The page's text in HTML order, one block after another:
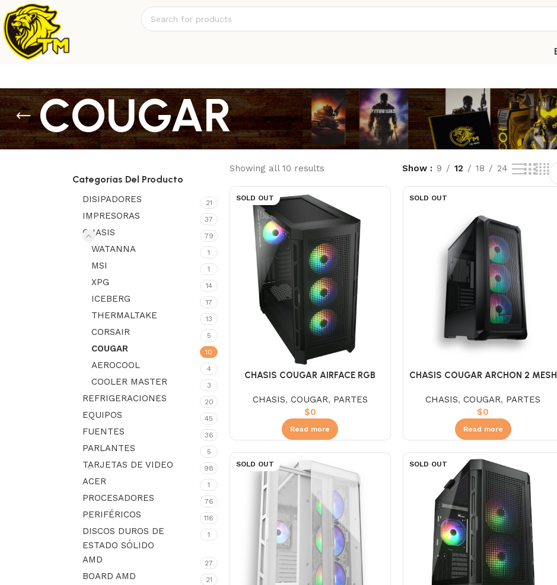
COUGAR
Categorías Del Producto
DISIPADORES 21
IMPRESORAS 37
CHASIS 79
WATANNA 1
MSI 1
XPG 14
ICEBERG 17
THERMALTAKE 13
CORSAIR 5
COUGAR 10
AEROCOOL 4
COOLER MASTER 3
REFRIGERACIONES 20
EQUIPOS 45
FUENTES 36
PARLANTES 5
TARJETAS DE VIDEO 98
ACER 1
PROCESADORES 76
PERIFÉRICOS 116
DISCOS DUROS DE
ESTADO SÓLIDO
1
AMD 27
BOARD AMD 21
Showing all 10 results Show 9 12 18 24
SOLD OUT
CHASIS COUGAR AIRFACE RGB
CHASIS, COUGAR, PARTES
$0
Read more
SOLD OUT
CHASIS COUGAR ARCHON 2 MESH
CHASIS,COUGAR, PARTES
$0
Read more
SOLD OUT SOLD OUT